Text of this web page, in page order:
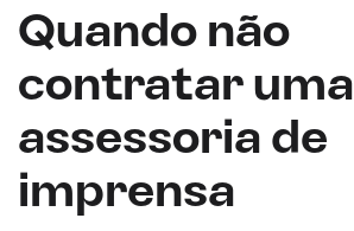
Quando não
contratar uma
assessoria de
imprensa